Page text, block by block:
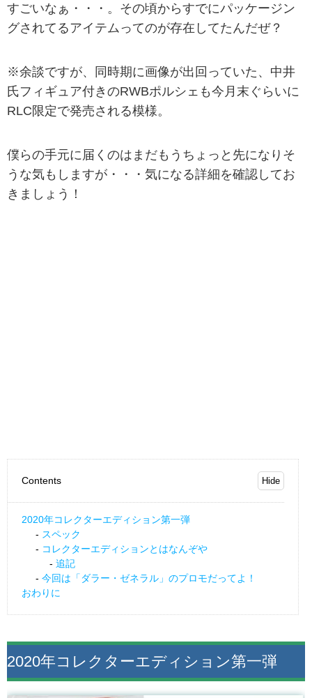
すごいなぁ・・・。その頃からすでにパッケージン
グされてるアイテムってのが存在してたんだぜ？
※余談ですが、同時期に画像が出回っていた、中井
氏フィギュア付きのRWBポルシェも今月末ぐらいに
RLC限定で発売される模様。
僕らの手元に届くのはまだもうちょっと先になりそ
うな気もしますが・・・気になる詳細を確認してお
きましょう！
Contents
2020年コレクターエディション第一弾
スペック
コレクターエディションとはなんぞや
追記
今回は「ダラー・ゼネラル」のプロモだってよ！
おわりに
2020年コレクターエディション第一弾